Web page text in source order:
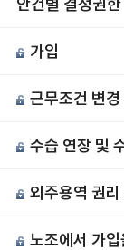
안건별 결정권
가입
근무조건 변경
수습 연장 및
외주용역 권리
노조에서 가